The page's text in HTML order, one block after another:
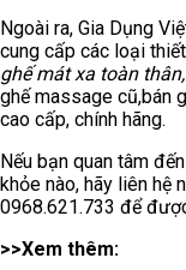
Ngoài ra, Gia Dụng
cung cấp các loại
ghế mát xa toàn
ghế massage cũ,bán
cao cấp, chính hãng.
Nếu bạn quan tâm
khỏe nào, hãy liên hệ
0968.621.733 để
>>Xem thêm: